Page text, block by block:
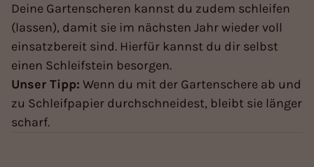
Deine Gartenscheren kannst du zudem schleifen
(lassen), damit sie im nächsten Jahr wieder voll
einsatzbereit sind. Hierfür kannst du dir selbst
einen Schleifstein besorgen.
Unser Tipp: Wenn du mit der Gartenschere ab und
zu Schleifpapier durchschneidest, bleibt sie länger
scharf.